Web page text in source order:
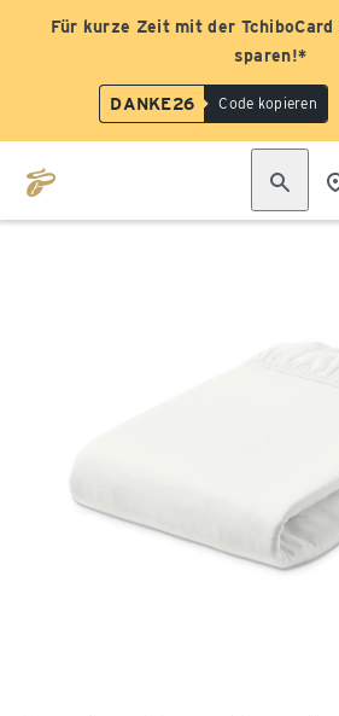
Für kurze Zeit mit der
sparen!*
DANKE26 Code kopieren